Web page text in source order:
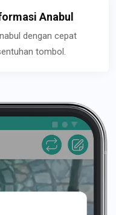
Anabul
dengan cepat
tombol.